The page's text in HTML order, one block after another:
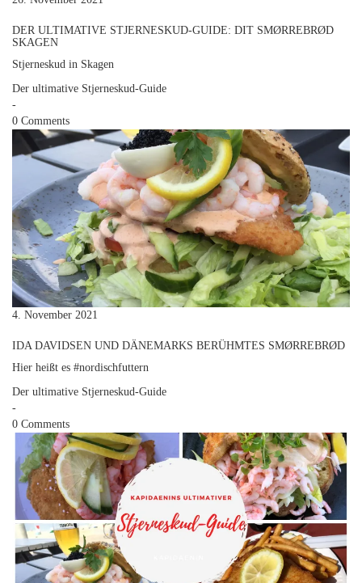
DER ULTIMATIVE STJERNESKUD-GUIDE: DIT SMØRREBRØD
SKAGEN
Stjerneskud in Skagen
Der ultimative Stjerneskud-Guide
-
0 Comments
4. November 2021
IDA DAVIDSEN UND DÄNEMARKS BERÜHMTES SMØRREBRØD
Hier heißt es #nordischfuttern
Der ultimative Stjerneskud-Guide
-
0 Comments